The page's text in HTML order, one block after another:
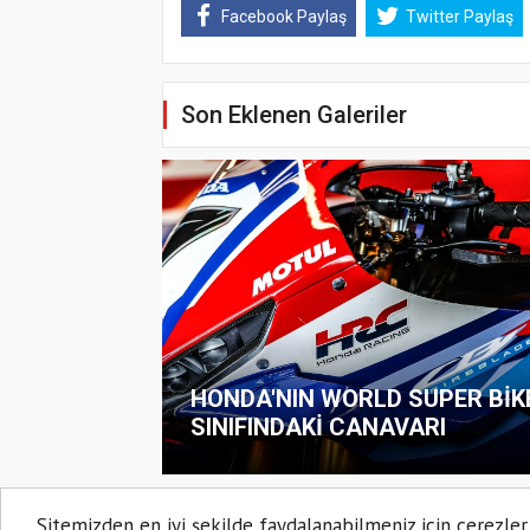
Facebook Paylaş Twitter Paylaş
Son Eklenen Galeriler
HONDA'NIN WORLD SUPER
SINIFINDAKİ CANAVARI
MOTOSIKLET HABER